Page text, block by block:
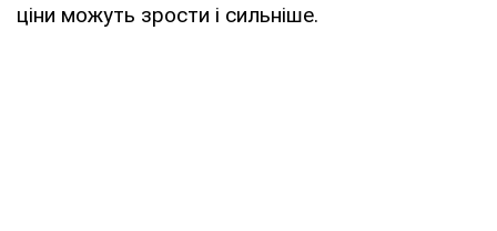
ціни можуть зрости і сильніше.